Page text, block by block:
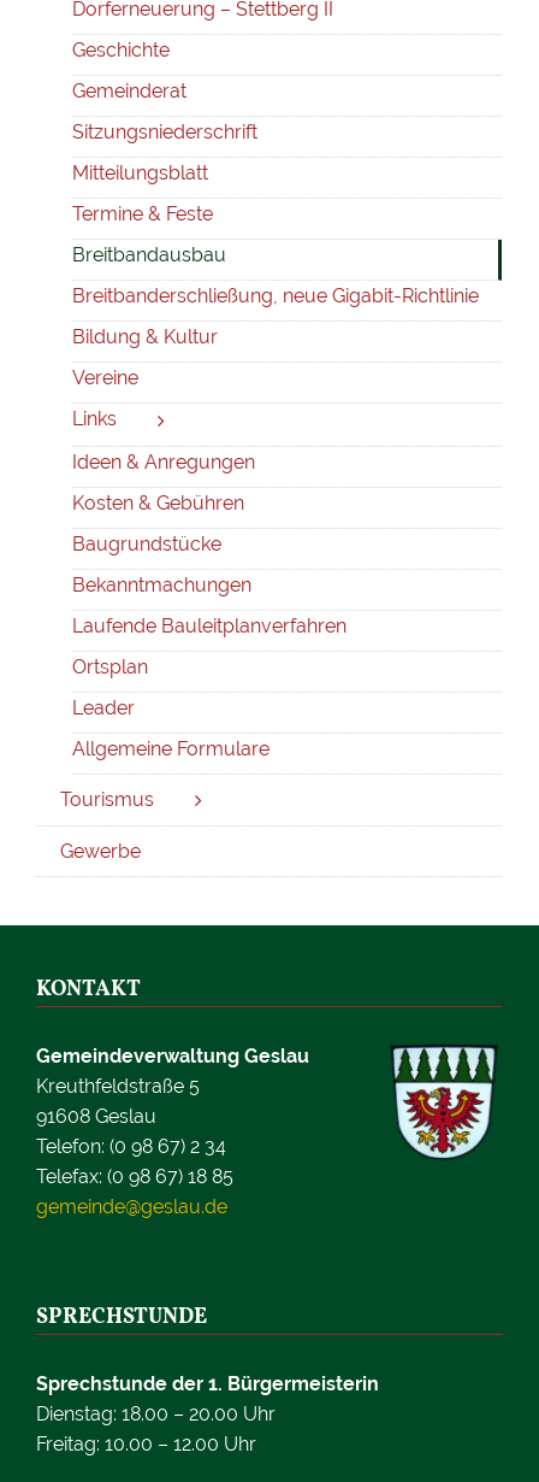
Dorferneuerung – Stettberg II
Geschichte
Gemeinderat
Sitzungsniederschrift
Mitteilungsblatt
Termine & Feste
Breitbandausbau
Breitbanderschließung, neue Gigabit-Richtlinie
Bildung & Kultur
Vereine
Links
Ideen & Anregungen
Kosten & Gebühren
Baugrundstücke
Bekanntmachungen
Laufende Bauleitplanverfahren
Ortsplan
Leader
Allgemeine Formulare
Tourismus
Gewerbe
KONTAKT
Gemeindeverwaltung Geslau
Kreuthfeldstraße 5
91608 Geslau
Telefon: (0 98 67) 2 34
Telefax: (0 98 67) 18 85
gemeinde@geslau.de
SPRECHSTUNDE
Sprechstunde der 1. Bürgermeisterin
Dienstag: 18.00 – 20.00 Uhr
Freitag: 10.00 – 12.00 Uhr